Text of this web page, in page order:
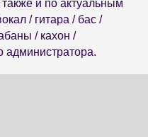
и по актуальным
/ гитара / бас /
/ кахон /
администратора.